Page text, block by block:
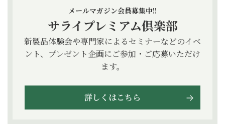
メールマガジン会員募集中!!
サライプレミアム倶楽部
新製品体験会や専門家によるセミナーなどのイベ
ント、プレゼント企画にご参加・ご応募いただけ
ます。
詳しくはこちら